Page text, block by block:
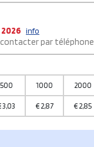
info
contacter par téléphone
500 1000 2000
3,03 € 2,87 € 2,85